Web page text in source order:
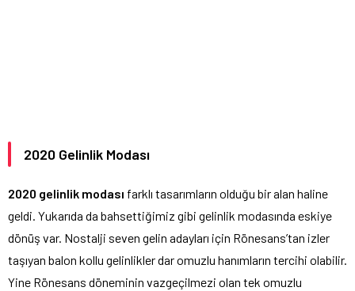
2020 Gelinlik Modası
2020 gelinlik modası farklı tasarımların olduğu bir alan haline
geldi. Yukarıda da bahsettiğimiz gibi gelinlik modasında eskiye
dönüş var. Nostalji seven gelin adayları için Rönesans’tan izler
taşıyan balon kollu gelinlikler dar omuzlu hanımların tercihi olabilir.
Yine Rönesans döneminin vazgeçilmezi olan tek omuzlu